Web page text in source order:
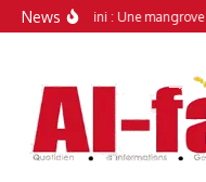
Aller au contenu
News
Simamboini : Une mangrove